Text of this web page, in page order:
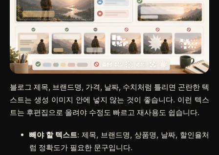
블로그 제목, 브랜드명, 가격, 날짜, 수치처럼 틀리면 곤란한 텍
스트는 생성 이미지 안에 넣지 않는 것이 좋습니다. 이런 텍스
트는 후편집으로 올려야 수정도 빠르고 재사용도 쉽습니다.
빼야 할 텍스트: 제목, 브랜드명, 상품명, 날짜, 할인율처
럼 정확도가 필요한 문구입니다.